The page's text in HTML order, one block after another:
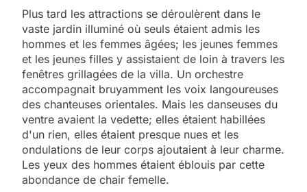
Plus tard les attractions se déroulèrent dans le
vaste jardin illuminé où seuls étaient admis les
hommes et les femmes âgées; les jeunes femmes
et les jeunes filles y assistaient de loin à travers les
fenêtres grillagées de la villa. Un orchestre
accompagnait bruyamment les voix langoureuses
des chanteuses orientales. Mais les danseuses du
ventre avaient la vedette; elles étaient habillées
d'un rien, elles étaient presque nues et les
ondulations de leur corps ajoutaient à leur charme.
Les yeux des hommes étaient éblouis par cette
abondance de chair femelle.